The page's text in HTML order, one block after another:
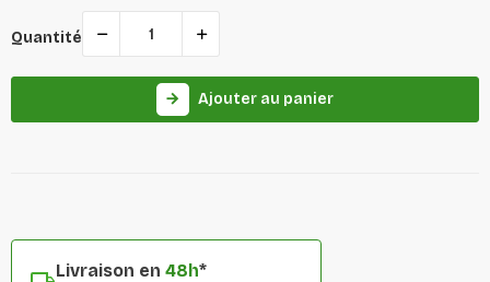
Quantité
arrow_forward Ajouter au panier
Livraison en 48h*